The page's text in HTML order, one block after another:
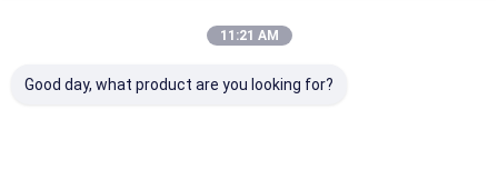
11:21 AM
Good day, what product are you looking for?